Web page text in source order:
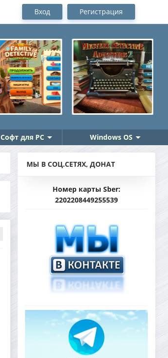
Вход Регистрация
Софт для PC Windows OS
МЫ В СОЦ.СЕТЯХ, ДОНАТ
Номер карты Sber:
2202208449255539